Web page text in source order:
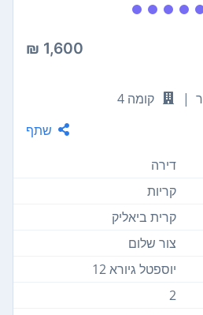
1,600 ₪
|
קומה 4
שתף
דירה
קריות
קרית ביאליק
צור שלום
יוספטל גיורא 12
2